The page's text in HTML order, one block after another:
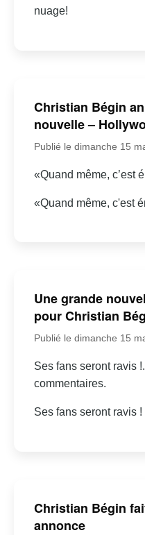
nuage!
Christian Bégin
nouvelle –
Publié le dimanche 15
«Quand même, c’est
«Quand même, c'est
Une grande
pour Christian
Publié le dimanche 15
Ses fans seront ravis
commentaires.
Ses fans seront ravis !
Christian Bégin
annonce